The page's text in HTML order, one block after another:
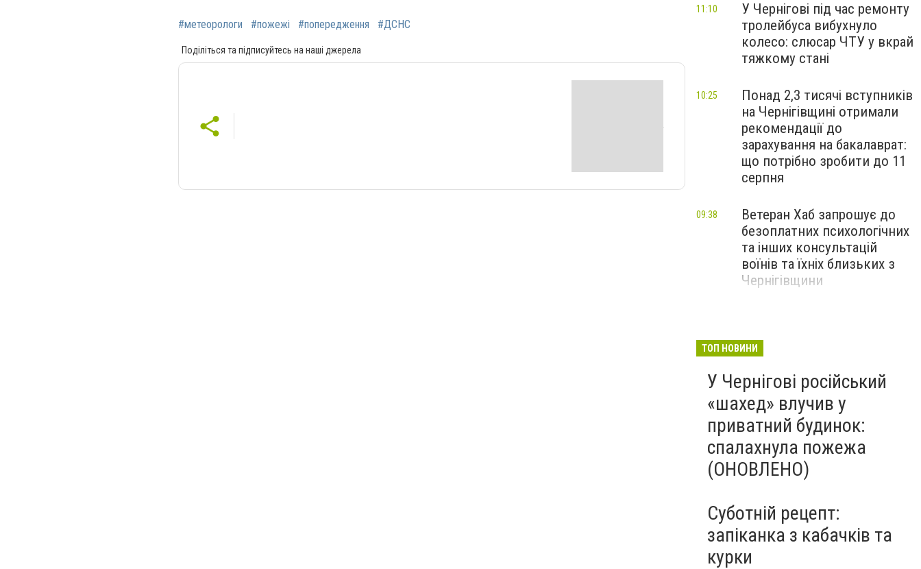
#метеорологи #пожежі #попередження #ДСНС
Поділіться та підписуйтесь на наші джерела
У Чернігові під час ремонту
тролейбуса вибухнуло
колесо: слюсар ЧТУ у вкрай
тяжкому стані
11:10
Понад 2,3 тисячі вступників
на Чернігівщині отримали
рекомендації до
зарахування на бакалаврат:
що потрібно зробити до 11
серпня
10:25
Ветеран Хаб запрошує до
безоплатних психологічних
та інших консультацій
воїнів та їхніх близьких з
Чернігівщини
09:38
відмов і 101 евакуйований
ТОП НОВИНИ
У Чернігові російський
«шахед» влучив у
приватний будинок:
спалахнула пожежа
(ОНОВЛЕНО)
Суботній рецепт:
запіканка з кабачків та
курки